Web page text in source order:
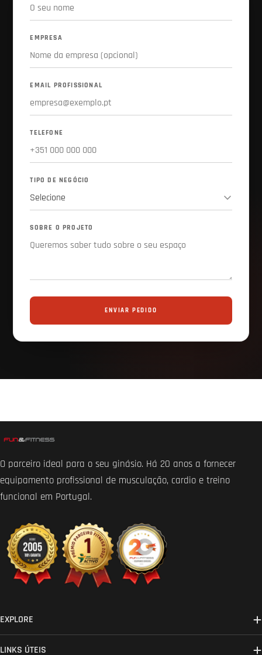
EMPRESA
EMAIL PROFISSIONAL
TELEFONE
TIPO DE NEGÓCIO
SOBRE O PROJETO
ENVIAR PEDIDO
O parceiro ideal para o seu ginásio. Há 20 anos a fornecer
equipamento profissional de musculação, cardio e treino
funcional em Portugal.
EXPLORE
LINKS ÚTEIS